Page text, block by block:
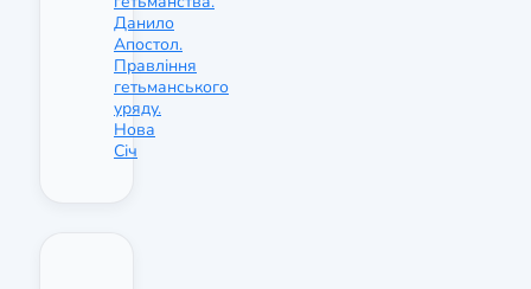
Данило
Апостол.
Правління
гетьманського
уряду.
Нова
Січ